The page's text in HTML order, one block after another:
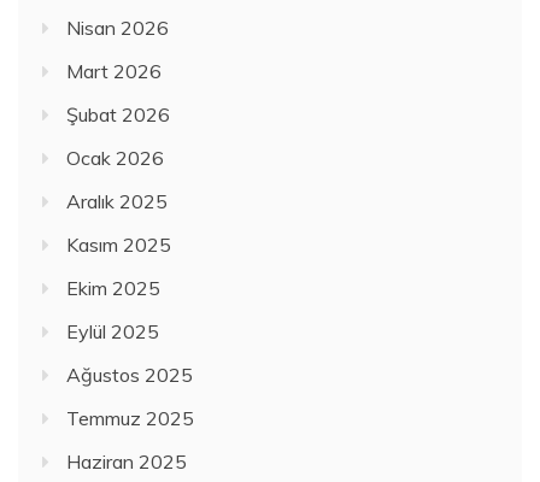
Nisan 2026
Mart 2026
Şubat 2026
Ocak 2026
Aralık 2025
Kasım 2025
Ekim 2025
Eylül 2025
Ağustos 2025
Temmuz 2025
Haziran 2025